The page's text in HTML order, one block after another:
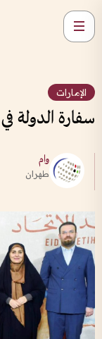
الإمارات
سفارة الدولة
وام
طهران